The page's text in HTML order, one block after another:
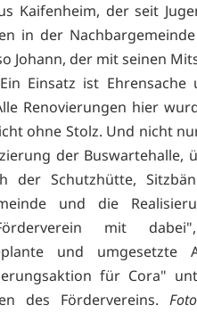
Kaifenheim, der seit
in der
Johann, der mit seinen
Einsatz ist Ehrensache
Renovierungen hier
ohne Stolz. Und nicht
der Buswartehalle,
der Schutzhütte,
und die
mit
und umgesetzte
für Cora"
des Fördervereins.